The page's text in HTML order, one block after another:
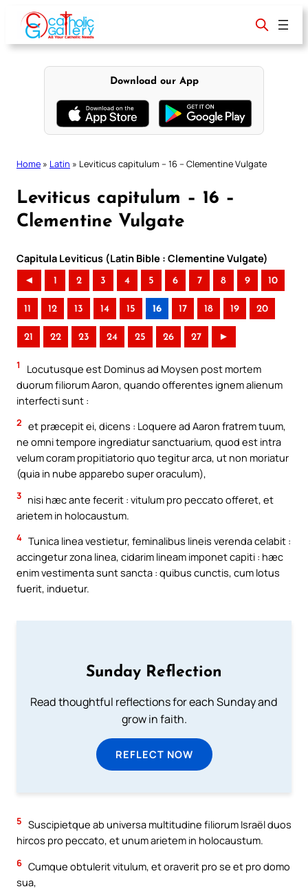
content
Download our App
Home » Latin » Leviticus capitulum – 16 – Clementine Vulgate
Leviticus capitulum – 16 –
Clementine Vulgate
Capitula Leviticus (Latin Bible : Clementine Vulgate)
◄ 1 2 3 4 5 6 7 8 9 10
11 12 13 14 15 16 17 18 19 20
21 22 23 24 25 26 27 ►
1
Locutusque est Dominus ad Moysen post mortem
duorum filiorum Aaron, quando offerentes ignem alienum
interfecti sunt :
2 et præcepit ei, dicens : Loquere ad Aaron fratrem tuum,
ne omni tempore ingrediatur sanctuarium, quod est intra
velum coram propitiatorio quo tegitur arca, ut non moriatur
(quia in nube apparebo super oraculum),
3 nisi hæc ante fecerit : vitulum pro peccato offeret, et
arietem in holocaustum.
4 Tunica linea vestietur, feminalibus lineis verenda celabit :
accingetur zona linea, cidarim lineam imponet capiti : hæc
enim vestimenta sunt sancta : quibus cunctis, cum lotus
fuerit, induetur.
Sunday Reflection
Read thoughtful reflections for each Sunday and
grow in faith.
REFLECT NOW
5 Suscipietque ab universa multitudine filiorum Israël duos
hircos pro peccato, et unum arietem in holocaustum.
6 Cumque obtulerit vitulum, et oraverit pro se et pro domo
sua,